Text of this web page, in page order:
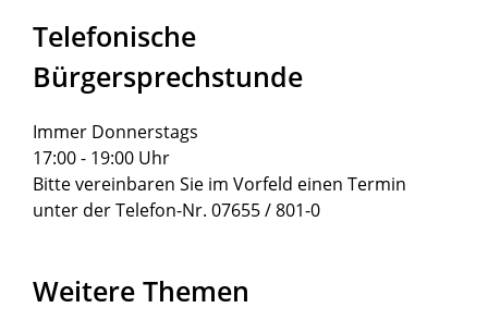
Telefonische
Bürgersprechstunde
Immer Donnerstags
17:00 - 19:00 Uhr
Bitte vereinbaren Sie im Vorfeld einen Termin
unter der Telefon-Nr. 07655 / 801-0
Weitere Themen